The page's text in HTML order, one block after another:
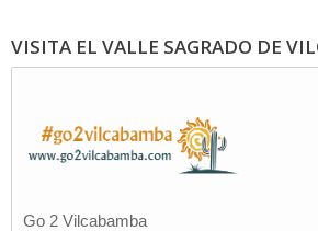
VISITA EL VALLE SAGRADO DE
Go 2 Vilcabamba